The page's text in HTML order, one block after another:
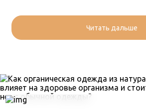
Читать дальше